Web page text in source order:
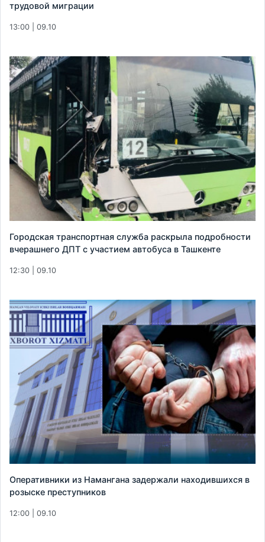
трудовой миграции
13:00 | 09.10
Городская транспортная служба раскрыла подробности
вчерашнего ДПТ с участием автобуса в Ташкенте
12:30 | 09.10
Оперативники из Намангана задержали находившихся в
розыске преступников
12:00 | 09.10